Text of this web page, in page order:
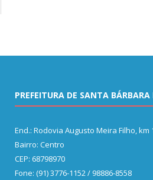
PREFEITURA DE SANTA
End.: Rodovia Augusto Meira Filho, km
Bairro: Centro
CEP: 68798970
Fone: (91) 3776-1152 / 98886-8558